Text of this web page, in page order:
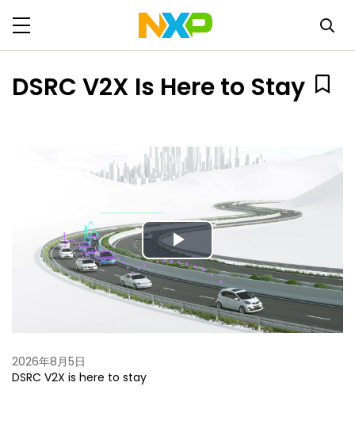
DSRC V2X Is Here to Stay
Play
Video
2026年8月5日
DSRC V2X is here to stay